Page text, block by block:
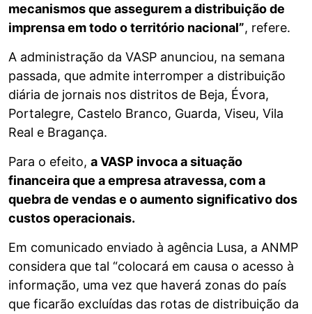
mecanismos que assegurem a distribuição de
imprensa em todo o território nacional”, refere.
A administração da VASP anunciou, na semana
passada, que admite interromper a distribuição
diária de jornais nos distritos de Beja, Évora,
Portalegre, Castelo Branco, Guarda, Viseu, Vila
Real e Bragança.
Para o efeito, a VASP invoca a situação
financeira que a empresa atravessa, com a
quebra de vendas e o aumento significativo dos
custos operacionais.
Em comunicado enviado à agência Lusa, a ANMP
considera que tal “colocará em causa o acesso à
informação, uma vez que haverá zonas do país
que ficarão excluídas das rotas de distribuição da